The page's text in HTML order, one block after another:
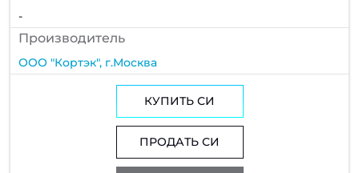
-
Производитель
ООО "Кортэк", г.Москва
КУПИТЬ СИ
ПРОДАТЬ СИ